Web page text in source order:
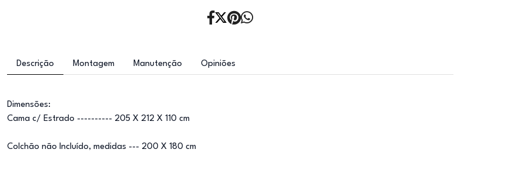
Descrição Montagem Manutenção Opiniões
Dimensões:
Cama c/ Estrado ---------- 205 X 212 X 110 cm
Colchão não Incluído, medidas --- 200 X 180 cm